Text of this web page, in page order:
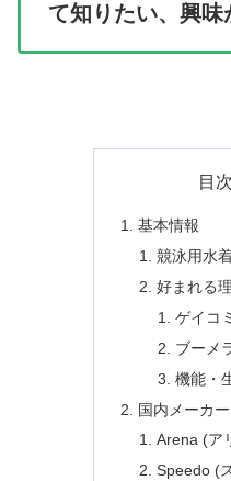
て知りたい、興味
目次
基本情報
競泳用水
好まれる
ゲイコ
ブーメ
機能・
国内メーカ
Arena (ア
Speedo (